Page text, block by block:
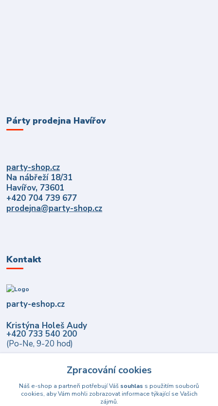
Párty prodejna Havířov
party-shop.cz
Na nábřeží 18/31
Havířov, 73601
+420 704 739 677
prodejna@party-shop.cz
Kontakt
party-eshop.cz
Kristýna Holeš Audy
+420 733 540 200
(Po-Ne, 9-20 hod)
Zpracování cookies
Náš e-shop a partneři potřebují Váš souhlas s použitím souborů
cookies, aby Vám mohli zobrazovat informace týkající se Vašich
zájmů.